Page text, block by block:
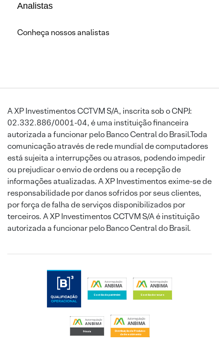
Analistas
Conheça nossos analistas
A XP Investimentos CCTVM S/A, inscrita sob o CNPJ:
02.332.886/0001-04, é uma instituição financeira
autorizada a funcionar pelo Banco Central do Brasil.Toda
comunicação através de rede mundial de computadores
está sujeita a interrupções ou atrasos, podendo impedir
ou prejudicar o envio de ordens ou a recepção de
informações atualizadas. A XP Investimentos exime-se de
responsabilidade por danos sofridos por seus clientes,
por força de falha de serviços disponibilizados por
terceiros. A XP Investimentos CCTVM S/A é instituição
autorizada a funcionar pelo Banco Central do Brasil.